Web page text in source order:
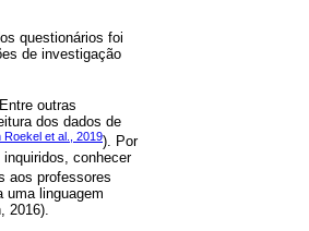
questionários foi
de investigação
outras
dos dados de
Roekel et al., 2019). Por
conhecer
aos professores
uma linguagem
2016).